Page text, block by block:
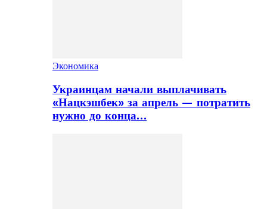
Экономика
Украинцам начали выплачивать
«Нацкэшбек» за апрель — потратить
нужно до конца…